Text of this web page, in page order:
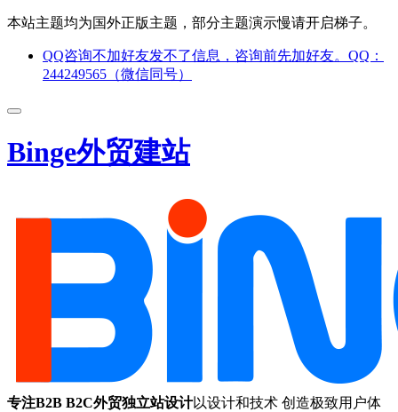
本站主题均为国外正版主题，部分主题演示慢请开启梯子。
QQ咨询不加好友发不了信息，咨询前先加好友。QQ：
244249565（微信同号）
Binge外贸建站
专注B2B B2C外贸独立站设计以设计和技术 创造极致用户体